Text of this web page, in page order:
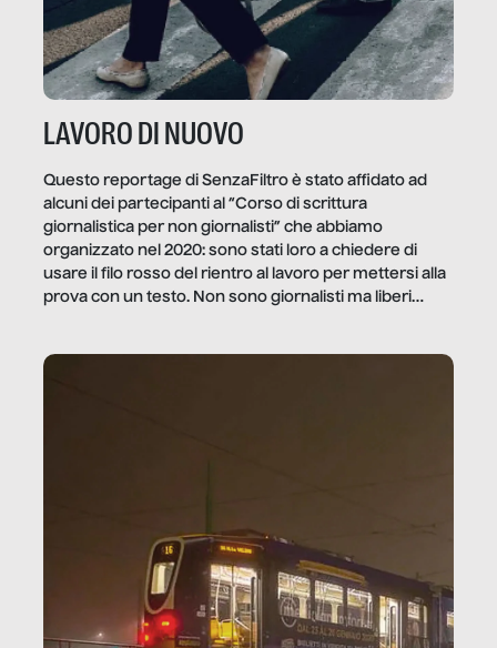
LAVORO DI NUOVO
Questo reportage di SenzaFiltro è stato affidato ad
alcuni dei partecipanti al “Corso di scrittura
giornalistica per non giornalisti” che abbiamo
organizzato nel 2020: sono stati loro a chiedere di
usare il filo rosso del rientro al lavoro per mettersi alla
prova con un testo. Non sono giornalisti ma liberi